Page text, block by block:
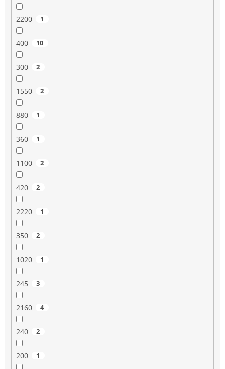
2200 1
400 10
300 2
1550 2
880 1
360 1
1100 2
420 2
2220 1
350 2
1020 1
245 3
2160 4
240 2
200 1